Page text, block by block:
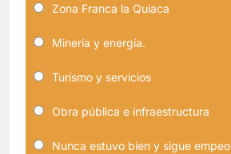
Zona Franca la Quiaca
Minería y energía.
Turismo y servicios
Obra pública e infraestructura
Nunca estuvo bien y sigue